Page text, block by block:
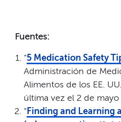
Fuentes:​​
“5 Medication Safety
Administración de
Alimentos de los EE.
última vez el 2 de
“ Finding and Learning